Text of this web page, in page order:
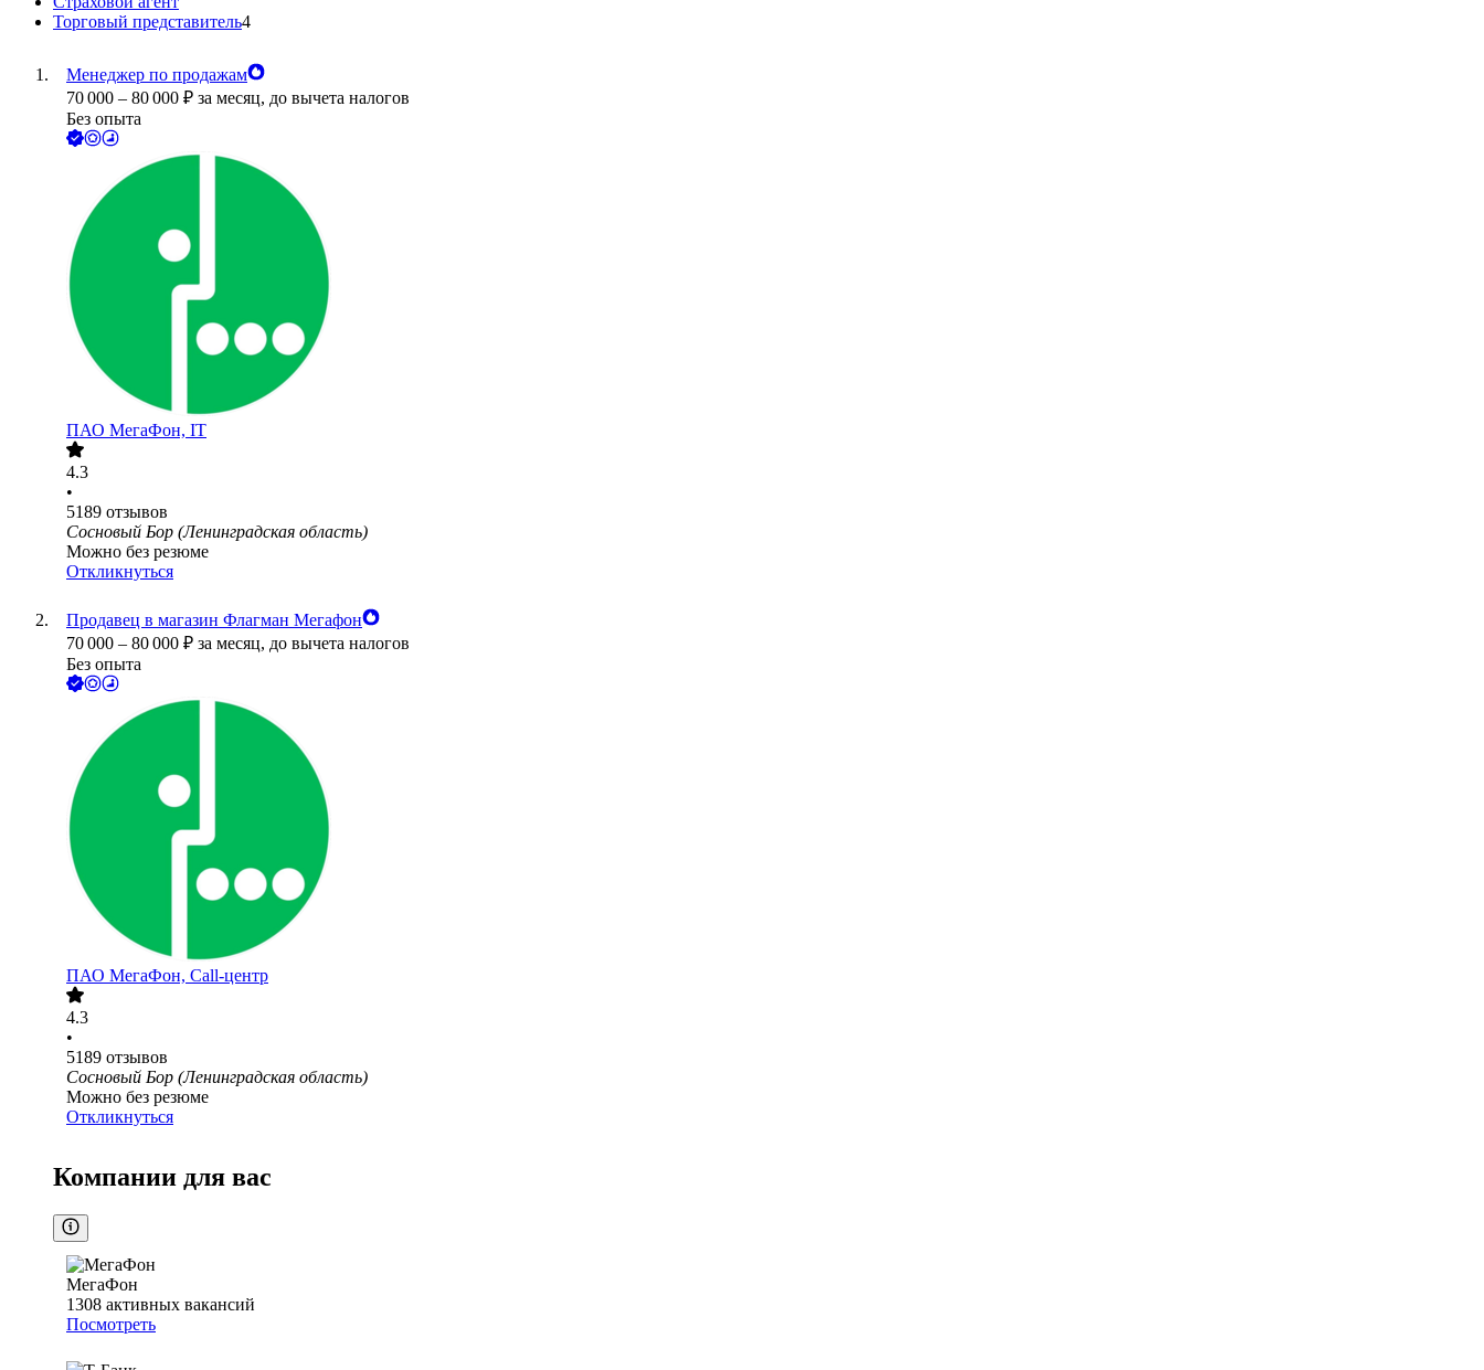
Торговый представитель4
Менеджер по продажам
70 000 – 80 000 ₽ за месяц, до вычета налогов
Без опыта
ПАО МегаФон, IT
4.3
•
5189 отзывов
Сосновый Бор (Ленинградская область)
Можно без резюме
Откликнуться
Продавец в магазин Флагман Мегафон
70 000 – 80 000 ₽ за месяц, до вычета налогов
Без опыта
ПАО МегаФон, Call-центр
4.3
•
5189 отзывов
Сосновый Бор (Ленинградская область)
Можно без резюме
Откликнуться
Компании для вас
МегаФон
1308 активных вакансий
Посмотреть